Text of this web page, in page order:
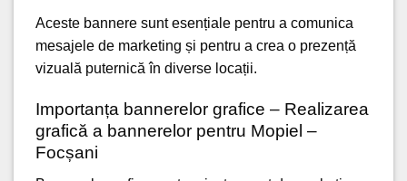
Aceste bannere sunt esențiale pentru a comunica
mesajele de marketing și pentru a crea o prezență
vizuală puternică în diverse locații.
Importanța bannerelor grafice – Realizarea
grafică a bannerelor pentru Mopiel –
Focșani